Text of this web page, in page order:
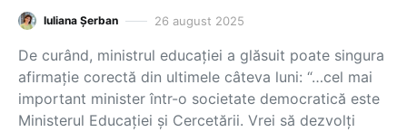
Iuliana Șerban 26 august 2025
De curând, ministrul educației a glăsuit poate singura
afirmație corectă din ultimele câteva luni: “…cel mai
important minister într-o societate democratică este
Ministerul Educației și Cercetării. Vrei să dezvolți